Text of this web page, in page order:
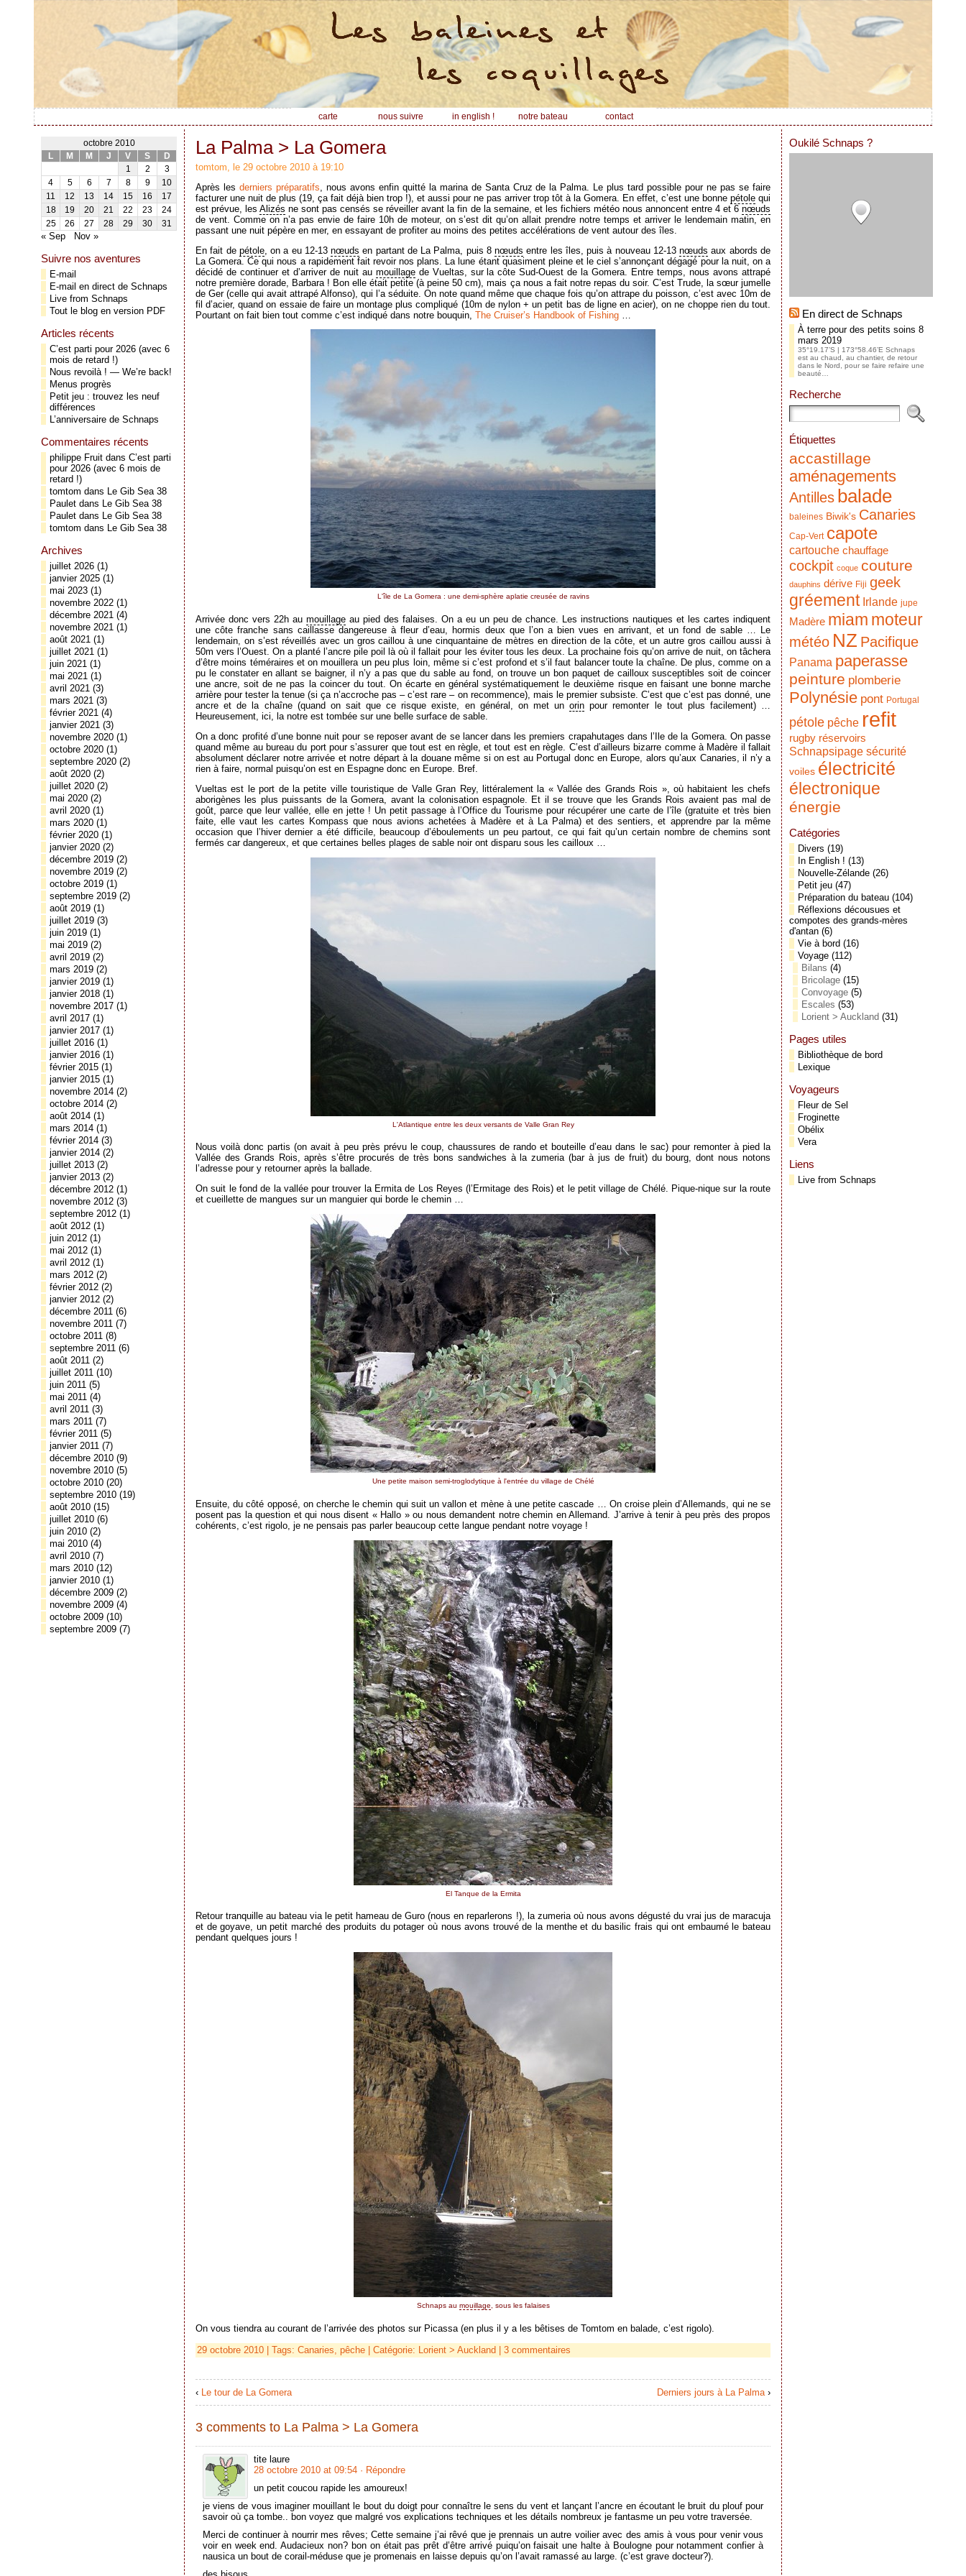
carte nous suivre in english ! notre bateau contact
octobre 2010
L
M M J V S
D
1
2
3
4
5 6 7 8 9
10
11
12 13 14 15 16
17
18
19 20 21 22 23
24
25
26 27 28 29 30 31
« Sep Nov »
Suivre nos aventures
E-mail
E-mail en direct de Schnaps
Live from Schnaps
Tout le blog en version PDF
Articles récents
C’est parti pour 2026 (avec 6
mois de retard !)
Nous revoilà ! — We’re back!
Menus progrès
Petit jeu : trouvez les neuf
différences
L’anniversaire de Schnaps
Commentaires récents
philippe Fruit dans C’est parti
pour 2026 (avec 6 mois de
retard !)
tomtom dans Le Gib Sea 38
Paulet dans Le Gib Sea 38
Paulet dans Le Gib Sea 38
tomtom dans Le Gib Sea 38
Archives
juillet 2026 (1)
janvier 2025 (1)
mai 2023 (1)
novembre 2022 (1)
décembre 2021 (4)
novembre 2021 (1)
août 2021 (1)
juillet 2021 (1)
juin 2021 (1)
mai 2021 (1)
avril 2021 (3)
mars 2021 (3)
février 2021 (4)
janvier 2021 (3)
novembre 2020 (1)
octobre 2020 (1)
septembre 2020 (2)
août 2020 (2)
juillet 2020 (2)
mai 2020 (2)
avril 2020 (1)
mars 2020 (1)
février 2020 (1)
janvier 2020 (2)
décembre 2019 (2)
novembre 2019 (2)
octobre 2019 (1)
septembre 2019 (2)
août 2019 (1)
juillet 2019 (3)
juin 2019 (1)
mai 2019 (2)
avril 2019 (2)
mars 2019 (2)
janvier 2019 (1)
janvier 2018 (1)
novembre 2017 (1)
avril 2017 (1)
janvier 2017 (1)
juillet 2016 (1)
janvier 2016 (1)
février 2015 (1)
janvier 2015 (1)
novembre 2014 (2)
octobre 2014 (2)
août 2014 (1)
mars 2014 (1)
février 2014 (3)
janvier 2014 (2)
juillet 2013 (2)
janvier 2013 (2)
décembre 2012 (1)
novembre 2012 (3)
septembre 2012 (1)
août 2012 (1)
juin 2012 (1)
mai 2012 (1)
avril 2012 (1)
mars 2012 (2)
février 2012 (2)
janvier 2012 (2)
décembre 2011 (6)
novembre 2011 (7)
octobre 2011 (8)
septembre 2011 (6)
août 2011 (2)
juillet 2011 (10)
juin 2011 (5)
mai 2011 (4)
avril 2011 (3)
mars 2011 (7)
février 2011 (5)
janvier 2011 (7)
décembre 2010 (9)
novembre 2010 (5)
octobre 2010 (20)
septembre 2010 (19)
août 2010 (15)
juillet 2010 (6)
juin 2010 (2)
mai 2010 (4)
avril 2010 (7)
mars 2010 (12)
janvier 2010 (1)
décembre 2009 (2)
novembre 2009 (4)
octobre 2009 (10)
septembre 2009 (7)
La Palma > La Gomera
tomtom, le 29 octobre 2010 à 19:10
Après les derniers préparatifs , nous avons enfin quitté la marina de Santa Cruz de la Palma. Le plus tard possible pour ne pas se faire
facturer une nuit de plus (19, ça fait déjà bien trop !), et aussi pour ne pas arriver trop tôt à la Gomera. En effet, c’est une bonne pétole qui
est prévue, lesAlizés ne sont pas censés se réveiller avant la fin de la semaine, et les fichiers météo nous annoncent entre 4 et 6nœuds
de vent. Comme on n’a pas envie de faire 10h de moteur, on s’est dit qu’on allait prendre notre temps et arriver le lendemain matin, en
passant une nuit pépère en mer, en essayant de profiter au moins des petites accélérations de vent autour des îles.
En fait de pétole, on a eu 12-13nœuds en partant de La Palma, puis 8nœuds entre les îles, puis à nouveau 12-13nœuds aux abords de
La Gomera. Ce qui nous a rapidement fait revoir nos plans. La lune étant quasiment pleine et le ciel s’annonçant dégagé pour la nuit, on a
décidé de continuer et d’arriver de nuit au mouillagede Vueltas, sur la côte Sud-Ouest de la Gomera. Entre temps, nous avons attrapé
notre première dorade, Barbara ! Bon elle était petite (à peine 50 cm), mais ça nous a fait notre repas du soir. C’est Trude, la sœur jumelle
de Ger (celle qui avait attrapé Alfonso), qui l’a séduite. On note quand même que chaque fois qu’on attrape du poisson, c’est avec 10m de
fil d’acier, quand on essaie de faire un montage plus compliqué (10m de nylon + un petit bas de ligne en acier), on ne choppe rien du tout.
Pourtant on fait bien tout comme c’est indiqué dans notre bouquin, The Cruiser’s Handbook of Fishing
L'île de La Gomera : une demi-sphère aplatie creusée de ravins
Arrivée donc vers 22h au mouillage au pied des falaises. On a eu un peu de chance. Les instructions nautiques et les cartes indiquent
une côte franche sans caillasse dangereuse à fleur d’eau, hormis deux que l’on a bien vues en arrivant, et un fond de sable … Le
lendemain, on s’est réveillés avec un gros caillou à une cinquantaine de mètres en direction de la côte, et un autre gros caillou aussi à
50m vers l’Ouest. On a planté l’ancre pile poil là où il fallait pour les éviter tous les deux. La prochaine fois qu’on arrive de nuit, on tâchera
d’être moins téméraires et on mouillera un peu plus loin, même si c’est profond et s’il faut balancer toute la chaîne. De plus, comme on a
pu le constater en allant se baigner, il n’y a pas que du sable au fond, on trouve un bon paquet de cailloux susceptibles soit de coincer
une ancre, soit de ne pas la coincer du tout. On écarte en général systématiquement le deuxième risque en faisant une bonne marche
arrière pour tester la tenue (si ça n’accroche pas – c’est rare – on recommence), mais le premier subsiste. C’est que c’est pas donné, une
ancre et de la chaîne (quand on sait que ce risque existe, en général, on met unorin pour remonter le tout plus facilement) …
Heureusement, ici, la notre est tombée sur une belle surface de sable.
On a donc profité d’une bonne nuit pour se reposer avant de se lancer dans les premiers crapahutages dans l’Ile de la Gomera. On passe
quand même au bureau du port pour s’assurer que tout est en règle, et tout est en règle. C’est d’ailleurs bizarre comme à Madère il fallait
absolument déclarer notre arrivée et notre départ à la douane même si on est au Portugal donc en Europe, alors qu’aux Canaries, il n’y a
rien à faire, normal puisqu’on est en Espagne donc en Europe. Bref.
Vueltas est le port de la petite ville touristique de Valle Gran Rey, littéralement la « Vallée des Grands Rois », où habitaient les chefs
aborigènes les plus puissants de la Gomera, avant la colonisation espagnole. Et il se trouve que les Grands Rois avaient pas mal de
goût, parce que leur vallée, elle en jette ! Un petit passage à l’Office du Tourisme pour récupérer une carte de l’île (gratuite et très bien
faite, elle vaut les cartes Kompass que nous avions achetées à Madère et à La Palma) et des sentiers, et apprendre par la même
occasion que l’hiver dernier a été difficile, beaucoup d’éboulements un peu partout, ce qui fait qu’un certain nombre de chemins sont
fermés car dangereux, et que certaines belles plages de sable noir ont disparu sous les cailloux …
L'Atlantique entre les deux versants de Valle Gran Rey
Nous voilà donc partis (on avait à peu près prévu le coup, chaussures de rando et bouteille d’eau dans le sac) pour remonter à pied la
Vallée des Grands Rois, après s’être procurés de très bons sandwiches à la zumeria (bar à jus de fruit) du bourg, dont nous notons
l’adresse pour y retourner après la ballade.
On suit le fond de la vallée pour trouver la Ermita de Los Reyes (l’Ermitage des Rois) et le petit village de Chélé. Pique-nique sur la route
et cueillette de mangues sur un manguier qui borde le chemin …
Une petite maison semi-troglodytique à l'entrée du village de Chélé
Ensuite, du côté opposé, on cherche le chemin qui suit un vallon et mène à une petite cascade … On croise plein d’Allemands, qui ne se
posent pas la question et qui nous disent « Hallo » ou nous demandent notre chemin en Allemand. J’arrive à tenir à peu près des propos
cohérents, c’est rigolo, je ne pensais pas parler beaucoup cette langue pendant notre voyage !
El Tanque de la Ermita
Retour tranquille au bateau via le petit hameau de Guro (nous en reparlerons !), la zumeria où nous avons dégusté du vrai jus de maracuja
et de goyave, un petit marché des produits du potager où nous avons trouvé de la menthe et du basilic frais qui ont embaumé le bateau
pendant quelques jours !
Schnaps au mouillage , sous les falaises
On vous tiendra au courant de l’arrivée des photos sur Picassa (en plus il y a les bêtises de Tomtom en balade, c’est rigolo).
29 octobre 2010 | Tags: Canaries pêche | Catégorie: Lorient > Auckland 3 commentaires
‹ Le tour de La Gomera Derniers jours à La Palma ›
3 comments to La Palma > La Gomera
tite laure
28 octobre 2010 at 09:54 · Répondre
un petit coucou rapide les amoureux!
je viens de vous imaginer mouillant le bout du doigt pour connaître le sens du vent et lançant l’ancre en écoutant le bruit du plouf pour
savoir où ça tombe.. bon voyez que malgré vos explications techniques et les détails nombreux je fantasme un peu votre traversée.
Merci de continuer à nourrir mes rêves; Cette semaine j’ai rêvé que je prennais un autre voilier avec des amis à vous pour venir vous
voir en week end. Audacieux non? bon on était pas prêt d’être arrivé puiqu’on faisait une halte à Boulogne pour notamment confier à
nausica un bout de corail-méduse que je promenais en laisse depuis qu’on l’avait ramassé au large. (c’est grave docteur?).
Oukilé Schnaps ?
En direct de Schnaps
À terre pour des petits soins 8
mars 2019
35°19.17’S | 173°58.46’E Schnaps
est au chaud, au chantier, de retour
dans le Nord, pour se faire refaire une
beauté…
Recherche
Étiquettes
accastillage
aménagements
Antilles balade
baleines Biwik's Canaries
Cap-Vert capote
cartouche chauffage
cockpit coque couture
dauphins dérive Fiji geek
gréement Irlande jupe
Madère miam moteur
météo NZ Pacifique
Panama paperasse
peinture plomberie
Polynésie pont Portugal
pétole pêche refit
rugby réservoirs
Schnapsipage sécurité
voiles électricité
électronique
énergie
Catégories
Divers (19)
In English ! (13)
Nouvelle-Zélande (26)
Petit jeu (47)
Préparation du bateau (104)
Réflexions décousues et
compotes des grands-mères
d'antan (6)
Vie à bord (16)
Voyage (112)
Bilans (4)
Bricolage (15)
Convoyage (5)
Escales (53)
Lorient > Auckland (31)
Pages utiles
Bibliothèque de bord
Lexique
Voyageurs
Fleur de Sel
Froginette
Obélix
Vera
Liens
Live from Schnaps